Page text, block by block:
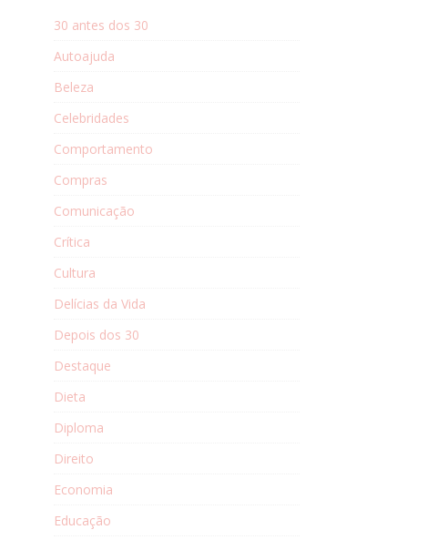
30 antes dos 30
Autoajuda
Beleza
Celebridades
Comportamento
Compras
Comunicação
Crítica
Cultura
Delícias da Vida
Depois dos 30
Destaque
Dieta
Diploma
Direito
Economia
Educação